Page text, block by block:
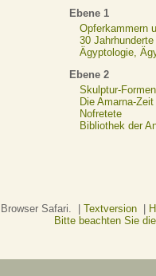
Ebene 1
Opferkammern
30
Ägyptologie,
Ebene 2
Skulptur-Formen
Die Amarna-Zeit
Nofretete
Bibliothek der
Safari. | Textversion|
Bitte beachten Sie